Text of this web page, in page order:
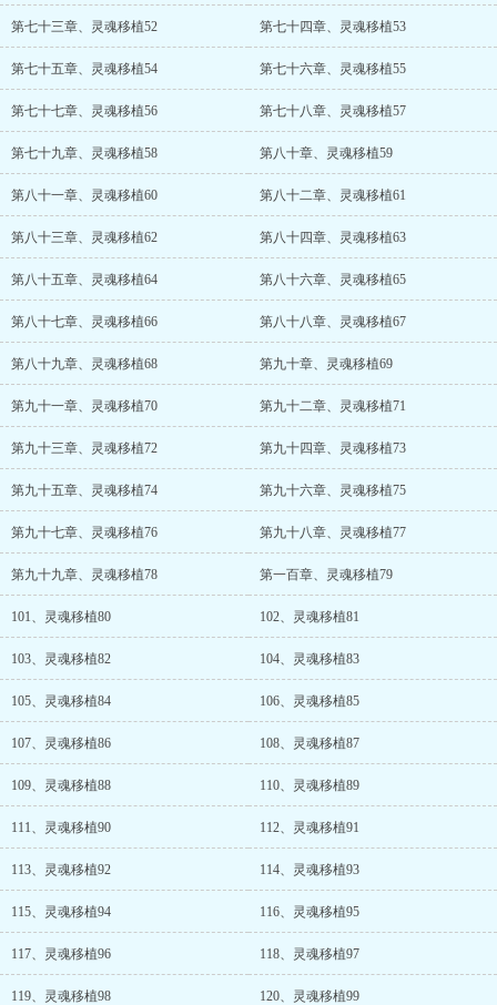
第七十三章、灵魂移植52 第七十四章、灵魂移植53
第七十五章、灵魂移植54 第七十六章、灵魂移植55
第七十七章、灵魂移植56 第七十八章、灵魂移植57
第七十九章、灵魂移植58 第八十章、灵魂移植59
第八十一章、灵魂移植60 第八十二章、灵魂移植61
第八十三章、灵魂移植62 第八十四章、灵魂移植63
第八十五章、灵魂移植64 第八十六章、灵魂移植65
第八十七章、灵魂移植66 第八十八章、灵魂移植67
第八十九章、灵魂移植68 第九十章、灵魂移植69
第九十一章、灵魂移植70 第九十二章、灵魂移植71
第九十三章、灵魂移植72 第九十四章、灵魂移植73
第九十五章、灵魂移植74 第九十六章、灵魂移植75
第九十七章、灵魂移植76 第九十八章、灵魂移植77
第九十九章、灵魂移植78 第一百章、灵魂移植79
101、灵魂移植80 102、灵魂移植81
103、灵魂移植82 104、灵魂移植83
105、灵魂移植84 106、灵魂移植85
107、灵魂移植86 108、灵魂移植87
109、灵魂移植88 110、灵魂移植89
111、灵魂移植90 112、灵魂移植91
113、灵魂移植92 114、灵魂移植93
115、灵魂移植94 116、灵魂移植95
117、灵魂移植96 118、灵魂移植97
119、灵魂移植98 120、灵魂移植99